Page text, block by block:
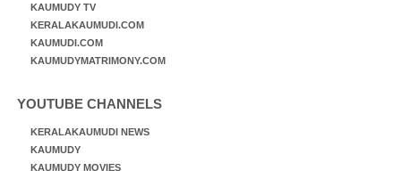
KAUMUDY TV
KERALAKAUMUDI.COM
KAUMUDI.COM
KAUMUDYMATRIMONY.COM
YOUTUBE CHANNELS
KERALAKAUMUDI NEWS
KAUMUDY
KAUMUDY MOVIES